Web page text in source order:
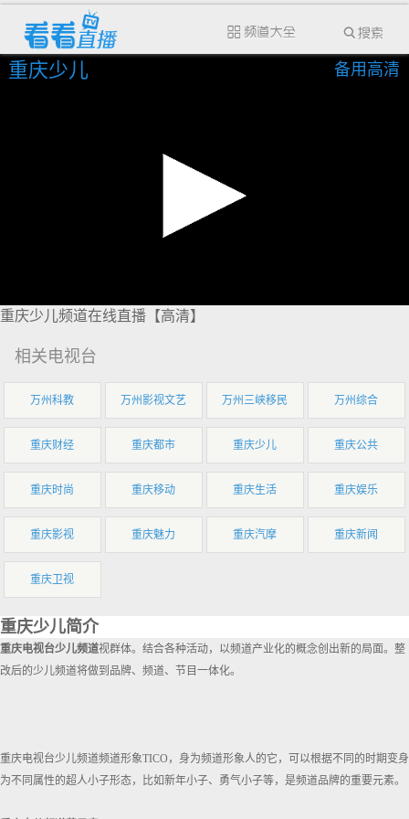
重庆少儿 备用高清
重庆少儿频道在线直播【高清】
相关电视台
万州科教 万州影视文艺 万州三峡移民 万州综合
重庆财经 重庆都市 重庆少儿 重庆公共
重庆时尚 重庆移动 重庆生活 重庆娱乐
重庆影视 重庆魅力 重庆汽摩 重庆新闻
重庆卫视
重庆少儿简介
重庆电视台少儿频道视群体。结合各种活动，以频道产业化的概念创出新的局面。整
改后的少儿频道将做到品牌、频道、节目一体化。
重庆电视台少儿频道频道形象TICO，身为频道形象人的它，可以根据不同的时期变身
为不同属性的超人小子形态，比如新年小子、勇气小子等，是频道品牌的重要元素。